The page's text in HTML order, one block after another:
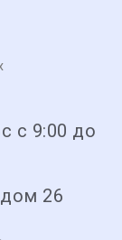
с 9:00 до
26